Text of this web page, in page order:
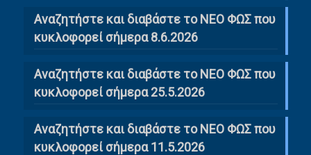
Αναζητήστε και διαβάστε το ΝΕΟ ΦΩΣ που
κυκλοφορεί σήμερα 8.6.2026
Αναζητήστε και διαβάστε το ΝΕΟ ΦΩΣ που
κυκλοφορεί σήμερα 25.5.2026
Αναζητήστε και διαβάστε το ΝΕΟ ΦΩΣ που
κυκλοφορεί σήμερα 11.5.2026